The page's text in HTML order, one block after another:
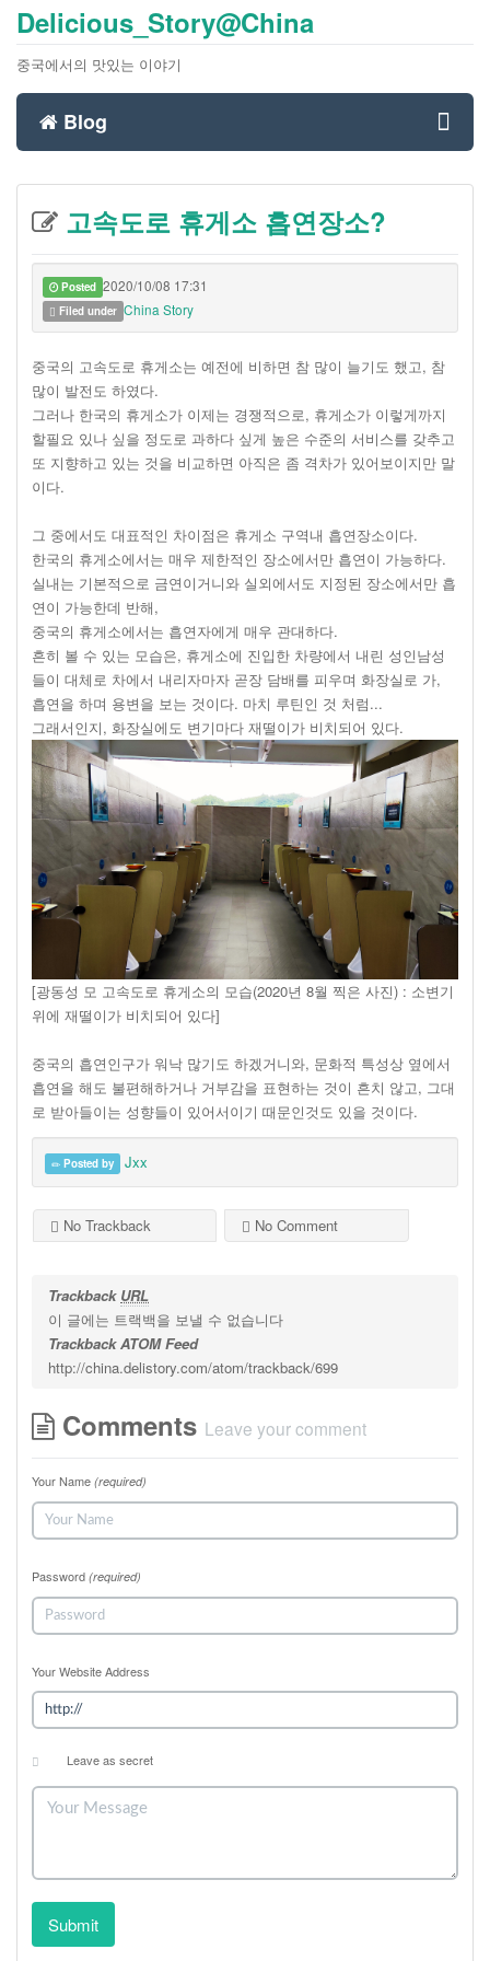
Delicious_Story@China
중국에서의 맛있는 이야기
Blog
고속도로 휴게소 흡연장소?
Posted 2020/10/08 17:31
Filed under China Story
중국의 고속도로 휴게소는 예전에 비하면 참 많이 늘기도 했고, 참
많이 발전도 하였다.
그러나 한국의 휴게소가 이제는 경쟁적으로, 휴게소가 이렇게까지
할필요 있나 싶을 정도로 과하다 싶게 높은 수준의 서비스를 갖추고
또 지향하고 있는 것을 비교하면 아직은 좀 격차가 있어보이지만 말
이다.
그 중에서도 대표적인 차이점은 휴게소 구역내 흡연장소이다.
한국의 휴게소에서는 매우 제한적인 장소에서만 흡연이 가능하다.
실내는 기본적으로 금연이거니와 실외에서도 지정된 장소에서만 흡
연이 가능한데 반해,
중국의 휴게소에서는 흡연자에게 매우 관대하다.
흔히 볼 수 있는 모습은, 휴게소에 진입한 차량에서 내린 성인남성
들이 대체로 차에서 내리자마자 곧장 담배를 피우며 화장실로 가,
흡연을 하며 용변을 보는 것이다. 마치 루틴인 것 처럼...
그래서인지, 화장실에도 변기마다 재떨이가 비치되어 있다.
[광동성 모 고속도로 휴게소의 모습(2020년 8월 찍은 사진) : 소변기
위에 재떨이가 비치되어 있다]
중국의 흡연인구가 워낙 많기도 하겠거니와, 문화적 특성상 옆에서
흡연을 해도 불편해하거나 거부감을 표현하는 것이 흔치 않고, 그대
로 받아들이는 성향들이 있어서이기 때문인것도 있을 것이다.
Posted by Jxx
No Trackback No Comment
Trackback URL
이 글에는 트랙백을 보낼 수 없습니다
Trackback ATOM Feed
http://china.delistory.com/atom/trackback/699
Comments Leave your comment
Your Name (required)
Password (required)
Your Website Address
Leave as secret
Submit